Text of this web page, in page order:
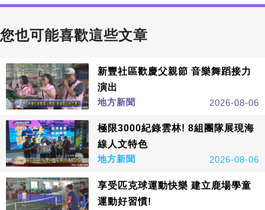
您也可能喜歡這些文章
新豐社區歡慶父親節 音樂舞蹈接力
演出
地方新聞
2026-08-06
極限3000紀錄雲林! 8組團隊展現海
線人文特色
地方新聞
2026-08-06
享受匹克球運動快樂 建立鹿場學童
運動好習慣!